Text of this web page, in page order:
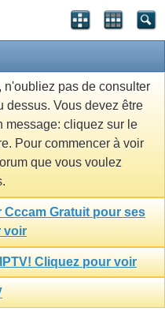
n'oubliez pas de consulter
dessus. Vous devez être
message: cliquez sur le
Pour commencer à voir
que vous voulez
Cccam Gratuit pour ses
voir
Cliquez pour voir